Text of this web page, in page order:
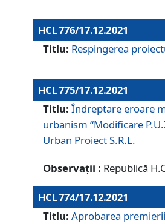
HCL 776/17.12.2021
Titlu: Respingerea
HCL 775/17.12.2021
Titlu: Îndreptare eroare
urbanism “Modificare
Urban Proiect S.R.L.
Observații : Republică
HCL 774/17.12.2021
Titlu: Aprobarea